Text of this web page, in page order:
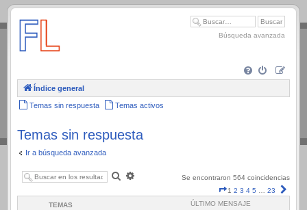
.
Búsqueda avanzada
Índice general
Temas sin respuesta Temas activos
Temas sin respuesta
Ir a búsqueda avanzada
Buscar
Se encontraron 564 coincidencias
Página
1 2 3 4 5 23
TEMAS ÚLTIMO MENSAJE